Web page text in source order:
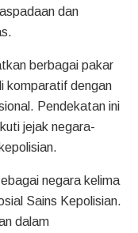
dan
berbagai pakar
komparatif dengan
Pendekatan ini
jejak negara-
negara kelima
Sains Kepolisian.
dalam